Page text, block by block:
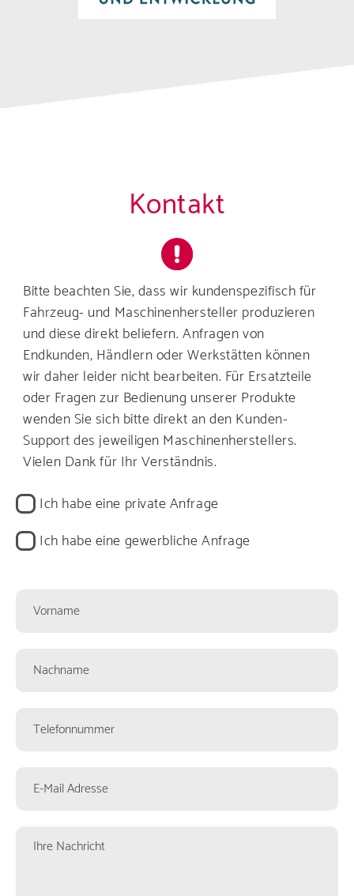
Kontakt
Bitte beachten Sie, dass wir kundenspezifisch für
Fahrzeug- und Maschinenhersteller produzieren
und diese direkt beliefern. Anfragen von
Endkunden, Händlern oder Werkstätten können
wir daher leider nicht bearbeiten. Für Ersatzteile
oder Fragen zur Bedienung unserer Produkte
wenden Sie sich bitte direkt an den Kunden-
Support des jeweiligen Maschinenherstellers.
Vielen Dank für Ihr Verständnis.
Kontaktart
Ich habe eine private Anfrage
Ich habe eine gewerbliche Anfrage
Kontaktformularfelder
Vorname
Nachname
Telefonnummer
Mail
Ihre
Nachricht